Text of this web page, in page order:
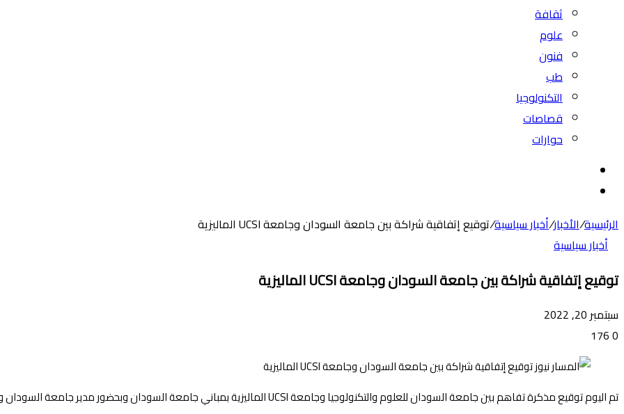
ثقافة
علوم
فنون
طب
التكنولوجيا
قصاصات
حوارات
الرئيسية/الأخبار/أخبار سياسية/توقيع إتفاقية شراكة بين جامعة السودان وجامعة UCSI الماليزية
أخبار سياسية
توقيع إتفاقية شراكة بين جامعة السودان وجامعة UCSI الماليزية
سبتمبر 20, 2022
0
تم اليوم توقيع مذكرة تفاهم بين جامعة السودان للعلوم والتكنولوجيا وجامعة UCSI الماليزية بمباني جامعة السودان وبحضور مدير جامعة السودان ووفد من الجامعة الماليزية.